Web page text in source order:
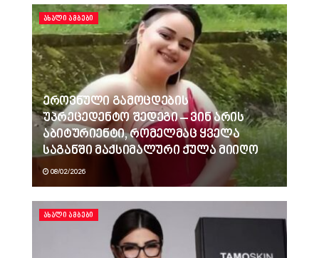
ᲐᲮᲐᲚᲘ ᲐᲛᲑᲔᲑᲘ
ეროვნული გამოცდების
უპრეცედენტო შედეგი – ვინ არის
აბიტურიენტი, რომელმაც ყველა
საგანში მაქსიმალური ქულა მიიღო
08/02/2026
ᲐᲮᲐᲚᲘ ᲐᲛᲑᲔᲑᲘ